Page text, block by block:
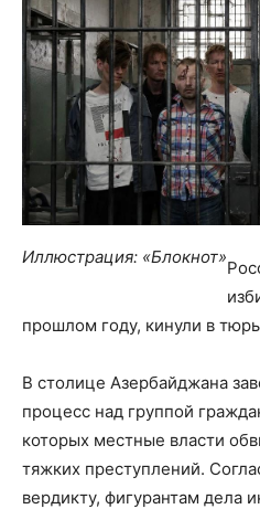
Иллюстрация: «Блокнот»
прошлом году, кинули в
В столице Азербайджана
процесс над группой
которых местные власти
тяжких преступлений.
вердикту, фигурантам дела